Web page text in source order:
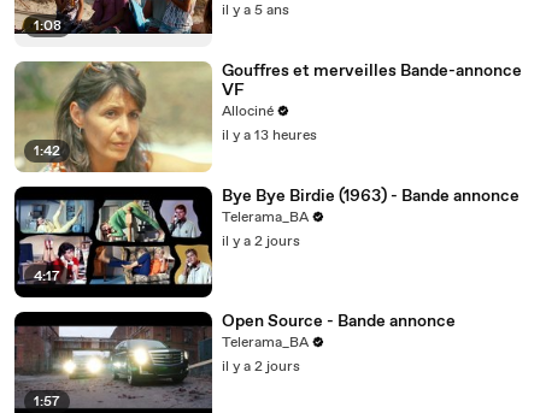
1:08
il y a 5 ans
1:42
Gouffres et merveilles Bande-annonce
VF
Allociné
il y a 13 heures
4:17
Bye Bye Birdie (1963) - Bande annonce
Telerama_BA
il y a 2 jours
1:57
Open Source - Bande annonce
Telerama_BA
il y a 2 jours